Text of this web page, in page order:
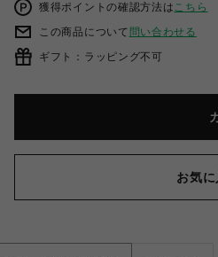
獲得ポイントの確認方法はこちら
この商品について 問い合わせる
ギフト：ラッピング不可
お気